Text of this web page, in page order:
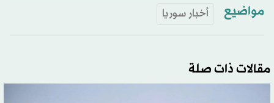
مواضيع أخبار سوريا
مقالات ذات صلة